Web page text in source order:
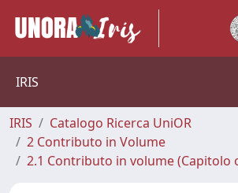
IRIS
IRIS
Catalogo Ricerca UniOR
2 Contributo in Volume
2.1 Contributo in volume (Capitolo